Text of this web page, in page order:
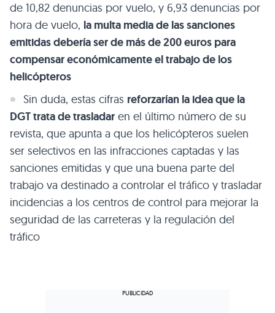
de 10,82 denuncias por vuelo, y 6,93 denuncias por
hora de vuelo, la multa media de las sanciones
emitidas debería ser de más de 200 euros para
compensar económicamente el trabajo de los
helicópteros
Sin duda, estas cifras reforzarían la idea que la
DGT trata de trasladar en el último número de su
revista, que apunta a que los helicópteros suelen
ser selectivos en las infracciones captadas y las
sanciones emitidas y que una buena parte del
trabajo va destinado a controlar el tráfico y trasladar
incidencias a los centros de control para mejorar la
seguridad de las carreteras y la regulación del
tráfico